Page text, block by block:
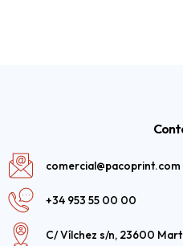
comercial@pacoprint.com
+34 953 55 00 00
C/ Vílchez s/n, 23600